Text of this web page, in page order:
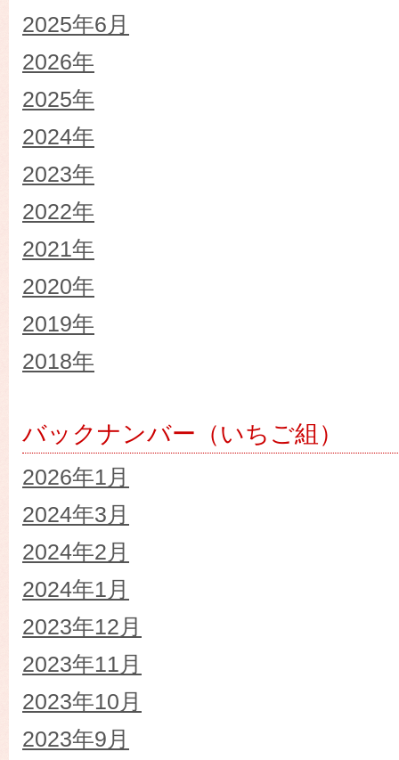
2025年6月
2026年
2025年
2024年
2023年
2022年
2021年
2020年
2019年
2018年
バックナンバー（いちご組）
2026年1月
2024年3月
2024年2月
2024年1月
2023年12月
2023年11月
2023年10月
2023年9月